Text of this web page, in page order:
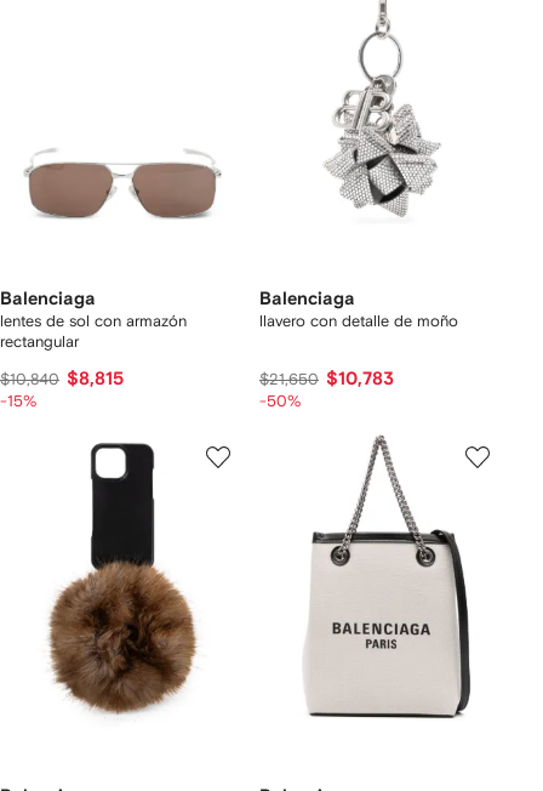
Balenciaga
lentes de sol con armazón
rectangular
$10,840 $8,815
-15%
Balenciaga
llavero con detalle de moño
$21,650 $10,783
-50%